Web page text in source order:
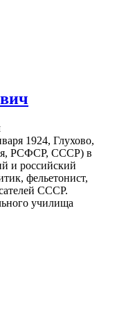
1924, Глухово,
РСФСР, СССР) в
и российский
фельетонист,
СССР.
училища